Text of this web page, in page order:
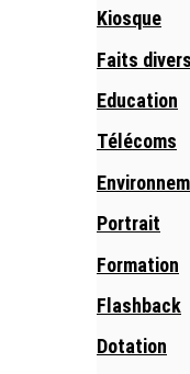
Kiosque
Faits divers
Education
Télécoms
Portrait
Formation
Flashback
Dotation